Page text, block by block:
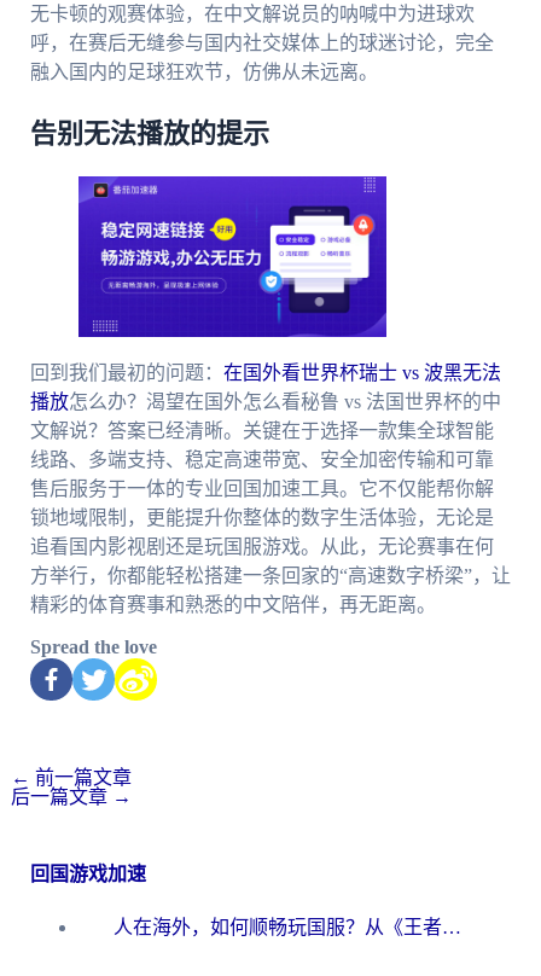
无卡顿的观赛体验，在中文解说员的呐喊中为进球欢
呼，在赛后无缝参与国内社交媒体上的球迷讨论，完全
融入国内的足球狂欢节，仿佛从未远离。
告别无法播放的提示
回到我们最初的问题： 在国外看世界杯瑞士 vs 波黑无法
播放怎么办？渴望在国外怎么看秘鲁 vs 法国世界杯的中
文解说？答案已经清晰。关键在于选择一款集全球智能
线路、多端支持、稳定高速带宽、安全加密传输和可靠
售后服务于一体的专业回国加速工具。它不仅能帮你解
锁地域限制，更能提升你整体的数字生活体验，无论是
追看国内影视剧还是玩国服游戏。从此，无论赛事在何
方举行，你都能轻松搭建一条回家的“高速数字桥梁”，让
精彩的体育赛事和熟悉的中文陪伴，再无距离。
Spread the love
← 前一篇文章
后一篇文章 →
回国游戏加速
人在海外，如何顺畅玩国服？从《王者荣耀》到《云图计划》的加速器终极指南